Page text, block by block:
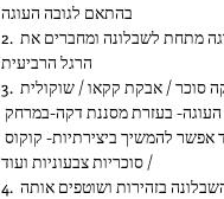
בהתאם לגובה העוגה
2. מניחים את העוגה מתחת לשבלונה ומחברים את
הרגל הרביעית
3. מפדרים אבקה סוכר / אבקת קקאו / שוקולית
/ סוכריות צבעוניות ועוד
4. מרימים את השבלונה בזהירות ושוטפים אותה